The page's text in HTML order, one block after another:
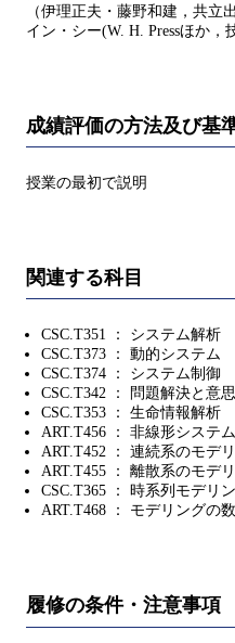
（伊理正夫・藤野和建，共立
イン・シー(W. H. Pressほか，
成績評価の方法及び基
授業の最初で説明
関連する科目
CSC.T351 ： システム解析
CSC.T373 ： 動的システム
CSC.T374 ： システム制御
CSC.T342 ： 問題解決と意
CSC.T353 ： 生命情報解析
ART.T456 ： 非線形システム
ART.T452 ： 連続系のモデ
ART.T455 ： 離散系のモデ
CSC.T365 ： 時系列モデリ
ART.T468 ： モデリングの
履修の条件・注意事項